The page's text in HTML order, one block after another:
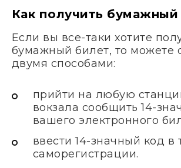
Как получить бумажный
Если вы все-таки хотите
бумажный билет, то можете
двумя способами:
прийти на любую
вокзала сообщить 14-
вашего электронного
ввести 14-значный код в
саморегистрации.